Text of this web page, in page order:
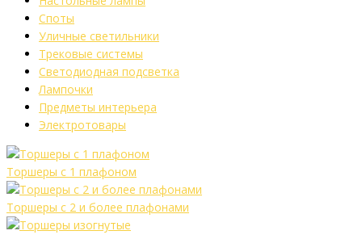
Споты
Уличные светильники
Трековые системы
Светодиодная подсветка
Лампочки
Предметы интерьера
Электротовары
Торшеры с 1 плафоном
Торшеры с 2 и более плафонами